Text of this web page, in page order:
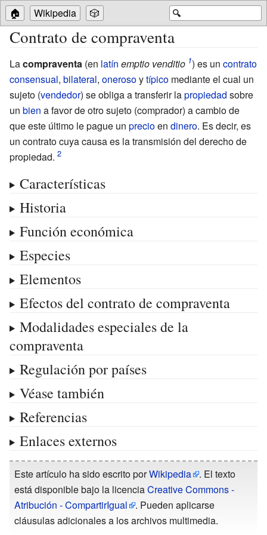
🔍
🏠 Wikipedia 🎲
Contrato de compraventa
Lacompraventa (en latín emptio venditio ) es uncontrato
consensual, bilateral, onerosoytípico mediante el cual un
sujeto (vendedor) se obliga a transferir lapropiedad sobre
un bien a favor de otro sujeto (comprador) a cambio de
que este último le pague un precioen dinero. Es decir, es
un contrato cuya causa es la transmisión del derecho de
propiedad.
Características
Historia
Función económica
Especies
Elementos
Efectos del contrato de compraventa
Modalidades especiales de la
compraventa
Regulación por países
Véase también
Referencias
Enlaces externos
Este artículo ha sido escrito porWikipedia
. El texto
está disponible bajo la licenciaCreative Commons -
Atribución - CompartirIgual
. Pueden aplicarse
cláusulas adicionales a los archivos multimedia.